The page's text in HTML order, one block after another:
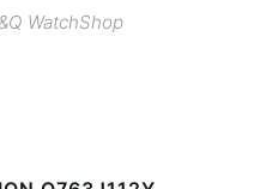
WatchShop